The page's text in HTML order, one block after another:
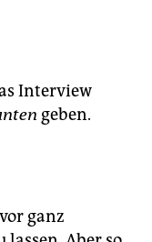
Interview
geben.
ganz